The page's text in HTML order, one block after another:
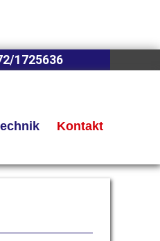
1725636
Kontakt